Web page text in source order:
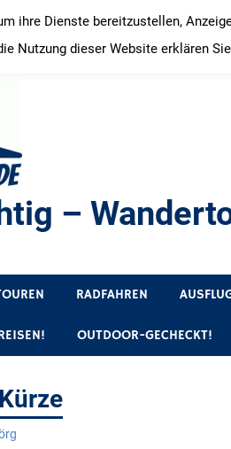
–
RADFAHREN
OUTDOOR-GECHECKT!
ihre Dienste bereitzustellen,
Nutzung dieser Website erklären